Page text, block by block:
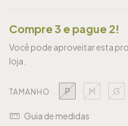
Compre 3 e pague 2!
Você pode aproveitar esta
loja.
TAMANHO P M G
Guia de medidas